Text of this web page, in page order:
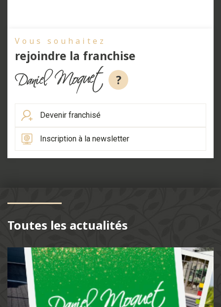
Vous souhaitez
rejoindre la franchise
?
Devenir franchisé
Inscription à la newsletter
Toutes les actualités